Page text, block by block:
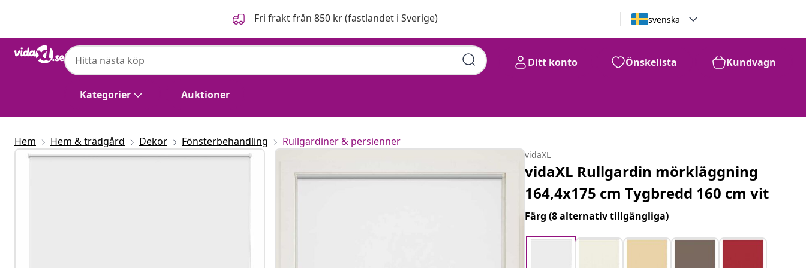
Fri frakt från 850 kr (fastlandet i Sverige) svenska
Kategorier Auktioner
Ditt konto Önskelista Kundvagn
Hem Hem & trädgård Dekor Fönsterbehandling Rullgardiner & persienner
vidaXL
vidaXL Rullgardin mörkläggning
164,4x175 cm Tygbredd 160 cm vit
Färg(8 alternativ tillgängliga)